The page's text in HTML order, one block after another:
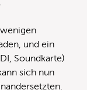
und ein
Soundkarte)
sich nun